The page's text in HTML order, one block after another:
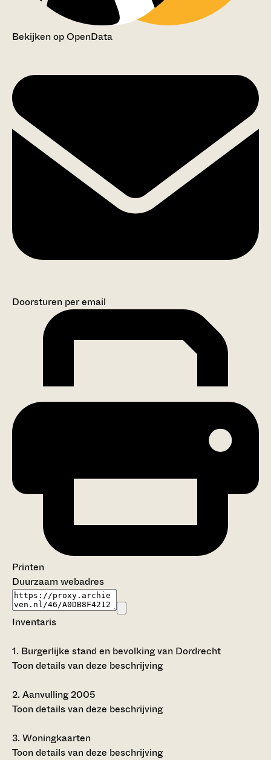
Bekijken op OpenData
Doorsturen per email
Printen
Duurzaam webadres
Inventaris
1. Burgerlijke stand en bevolking van Dordrecht
Toon details van deze beschrijving
2.Aanvulling 2005
Toon details van deze beschrijving
3.Woningkaarten
Toon details van deze beschrijving